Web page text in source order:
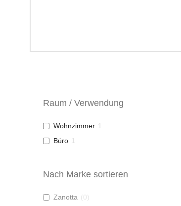
Raum / Verwendung
Wohnzimmer 1
Büro 1
Nach Marke sortieren
Zanotta (0)